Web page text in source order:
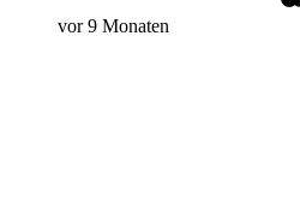
vor 9 Monaten